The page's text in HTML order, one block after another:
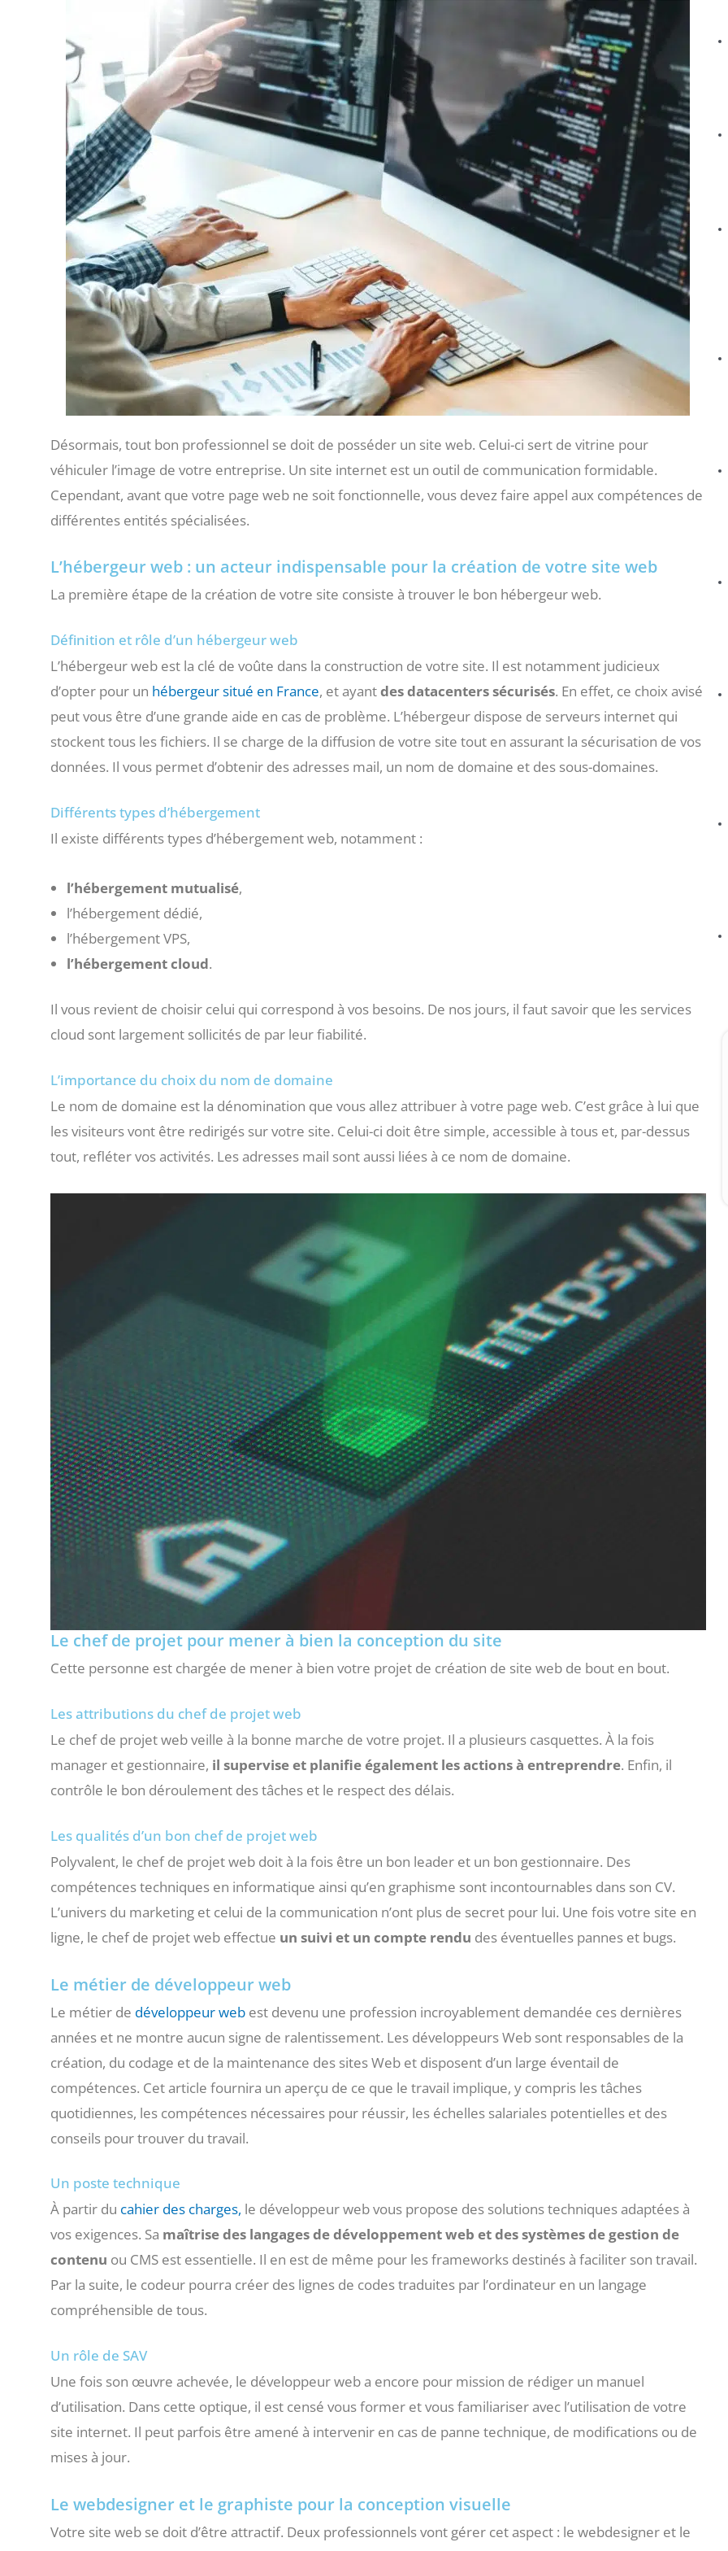
Désormais, tout bon professionnel se doit de posséder un site web. Celui-ci sert de vitrine pour
véhiculer l’image de votre entreprise. Un site internet est un outil de communication formidable.
Cependant, avant que votre page web ne soit fonctionnelle, vous devez faire appel aux compétences de
différentes entités spécialisées.
L’hébergeur web : un acteur indispensable pour la création de votre site web
La première étape de la création de votre site consiste à trouver le bon hébergeur web.
Définition et rôle d’un hébergeur web
L’hébergeur web est la clé de voûte dans la construction de votre site. Il est notamment judicieux
d’opter pour un hébergeur situé en France, et ayantdes datacenters sécurisés. En effet, ce choix avisé
peut vous être d’une grande aide en cas de problème. L’hébergeur dispose de serveurs internet qui
stockent tous les fichiers. Il se charge de la diffusion de votre site tout en assurant la sécurisation de vos
données. Il vous permet d’obtenir des adresses mail, un nom de domaine et des sous-domaines.
Différents types d’hébergement
Il existe différents types d’hébergement web, notamment :
l’hébergement mutualisé,
l’hébergement dédié,
l’hébergement VPS,
l’hébergement cloud.
Il vous revient de choisir celui qui correspond à vos besoins. De nos jours, il faut savoir que les services
cloud sont largement sollicités de par leur fiabilité.
L’importance du choix du nom de domaine
Le nom de domaine est la dénomination que vous allez attribuer à votre page web. C’est grâce à lui que
les visiteurs vont être redirigés sur votre site. Celui-ci doit être simple, accessible à tous et, par-dessus
tout, refléter vos activités. Les adresses mail sont aussi liées à ce nom de domaine.
Le chef de projet pour mener à bien la conception du site
Cette personne est chargée de mener à bien votre projet de création de site web de bout en bout.
Les attributions du chef de projet web
Le chef de projet web veille à la bonne marche de votre projet. Il a plusieurs casquettes. À la fois
manager et gestionnaire, il supervise et planifie également les actions à entreprendre. Enfin, il
contrôle le bon déroulement des tâches et le respect des délais.
Les qualités d’un bon chef de projet web
Polyvalent, le chef de projet web doit à la fois être un bon leader et un bon gestionnaire. Des
compétences techniques en informatique ainsi qu’en graphisme sont incontournables dans son CV.
L’univers du marketing et celui de la communication n’ont plus de secret pour lui. Une fois votre site en
ligne, le chef de projet web effectue un suivi et un compte rendu des éventuelles pannes et bugs.
Le métier de développeur web
Le métier de développeur web est devenu une profession incroyablement demandée ces dernières
années et ne montre aucun signe de ralentissement. Les développeurs Web sont responsables de la
création, du codage et de la maintenance des sites Web et disposent d’un large éventail de
compétences. Cet article fournira un aperçu de ce que le travail implique, y compris les tâches
quotidiennes, les compétences nécessaires pour réussir, les échelles salariales potentielles et des
conseils pour trouver du travail.
Un poste technique
À partir du cahier des charges, le développeur web vous propose des solutions techniques adaptées à
vos exigences. Sa maîtrise des langages de développement web et des systèmes de gestion de
contenu ou CMS est essentielle. Il en est de même pour les frameworks destinés à faciliter son travail.
Par la suite, le codeur pourra créer des lignes de codes traduites par l’ordinateur en un langage
compréhensible de tous.
Un rôle de SAV
Une fois son œuvre achevée, le développeur web a encore pour mission de rédiger un manuel
d’utilisation. Dans cette optique, il est censé vous former et vous familiariser avec l’utilisation de votre
site internet. Il peut parfois être amené à intervenir en cas de panne technique, de modifications ou de
mises à jour.
Le webdesigner et le graphiste pour la conception visuelle
Votre site web se doit d’être attractif. Deux professionnels vont gérer cet aspect : le webdesigner et le